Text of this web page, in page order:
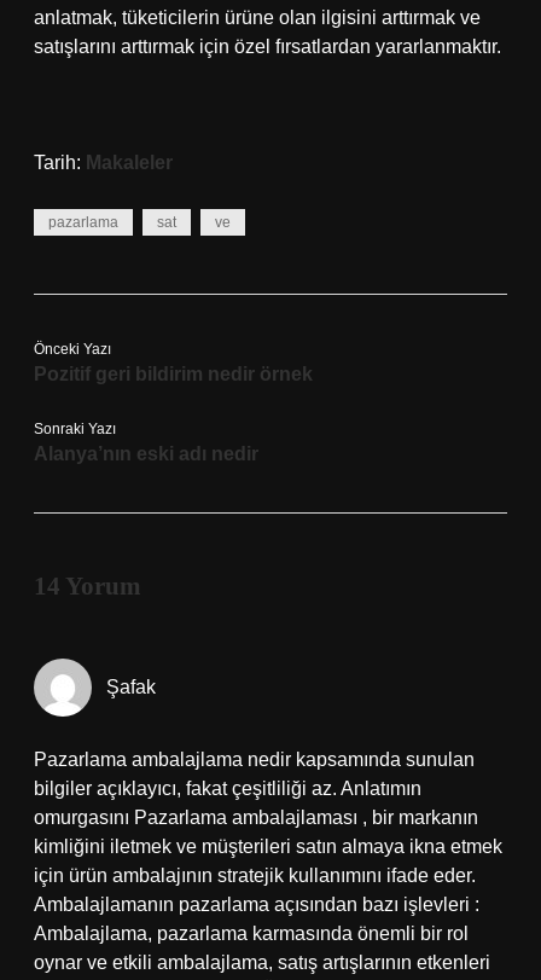
anlatmak, tüketicilerin ürüne olan ilgisini arttırmak ve
satışlarını arttırmak için özel fırsatlardan yararlanmaktır.
Tarih: Makaleler
pazarlama sat ve
Önceki Yazı
Pozitif geri bildirim nedir örnek
Sonraki Yazı
Alanya’nın eski adı nedir
14 Yorum
Şafak
Pazarlama ambalajlama nedir kapsamında sunulan
bilgiler açıklayıcı, fakat çeşitliliği az. Anlatımın
omurgasını Pazarlama ambalajlaması , bir markanın
kimliğini iletmek ve müşterileri satın almaya ikna etmek
için ürün ambalajının stratejik kullanımını ifade eder.
Ambalajlamanın pazarlama açısından bazı işlevleri :
Ambalajlama, pazarlama karmasında önemli bir rol
oynar ve etkili ambalajlama, satış artışlarının etkenleri